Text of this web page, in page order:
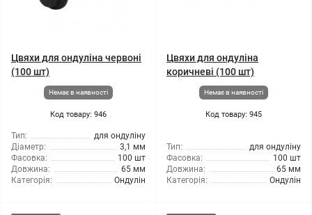
Цвяхи для ондуліна червоні
(100 шт)
Немає в наявності
Код товару: 946
Тип:
для ондуліну
Діаметр:
3,1 мм
Фасовка:
100 шт
Довжина:
65 мм
Категорія:
Ондулін
Цвяхи для ондуліна
коричневі (100 шт)
Немає в наявності
Код товару: 945
Тип:
для ондуліну
Фасовка:
100 шт
Довжина:
65 мм
Категорія:
Ондулін